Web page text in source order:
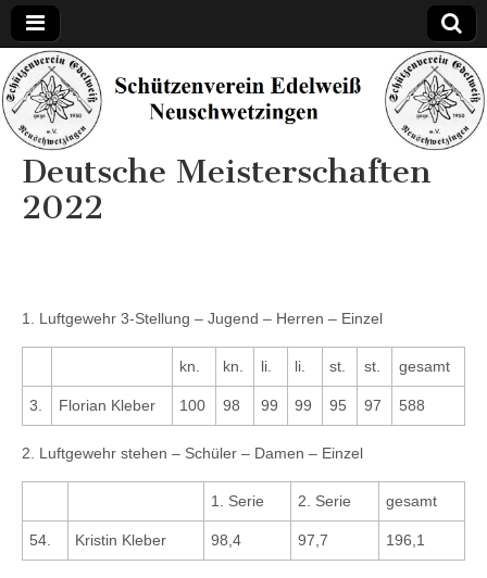
Schützenverein
Edelweiß
Deutsche Meisterschaften
2022
1. Luftgewehr 3-Stellung – Jugend – Herren – Einzel
kn. kn. li. li. st. st. gesamt
3. Florian Kleber 100 98 99 99 95 97 588
2. Luftgewehr stehen – Schüler – Damen – Einzel
1. Serie 2. Serie gesamt
54. Kristin Kleber 98,4 97,7 196,1